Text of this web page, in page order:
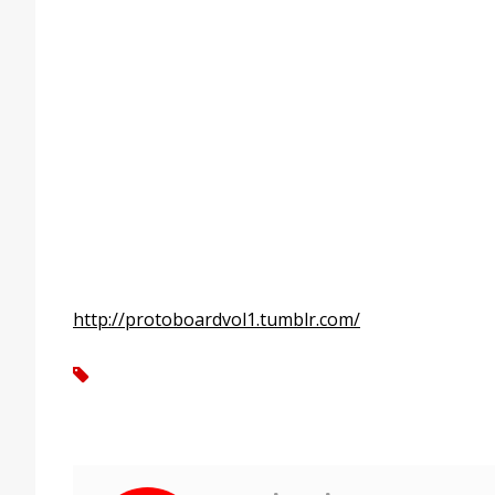
http://protoboardvol1.tumblr.com/
tag